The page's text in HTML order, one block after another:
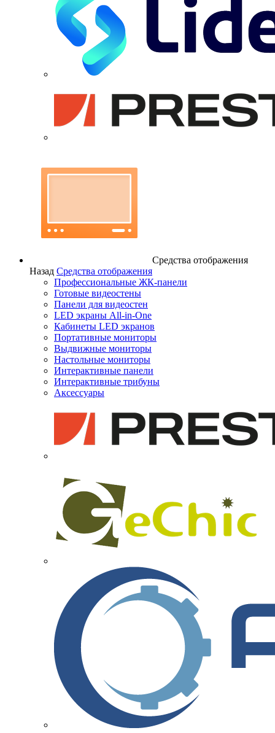
Средства отображения
Назад Средства отображения
Профессиональные ЖК-панели
Готовые видеостены
Панели для видеостен
LED экраны All-in-One
Кабинеты LED экранов
Портативные мониторы
Выдвижные мониторы
Настольные мониторы
Интерактивные панели
Интерактивные трибуны
Аксессуары